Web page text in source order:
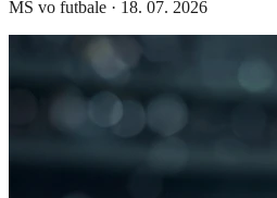
MS vo futbale · 18. 07. 2026